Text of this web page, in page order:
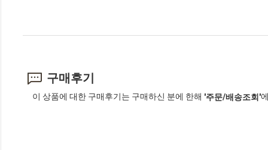
구매후기
이 상품에 대한 구매후기는 구매하신 분에 한해 '주문/배송조회'